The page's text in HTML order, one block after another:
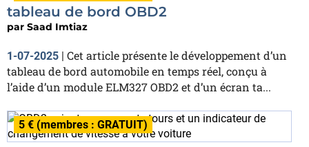
tableau de bord OBD2
par Saad Imtiaz
1-07-2025
Cet article présente le développement d’un
tableau de bord automobile en temps réel, conçu à
l’aide d’un module ELM327 OBD2 et d’un écran ta...
5 € (membres : GRATUIT)